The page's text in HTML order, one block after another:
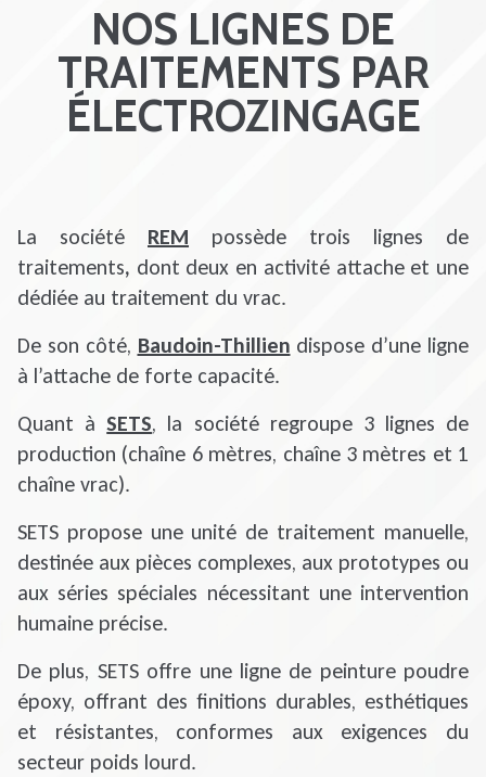
NOS LIGNES DE
TRAITEMENTS PAR
ÉLECTROZINGAGE
La société REM possède trois lignes de
traitements, dont deux en activité attache et une
dédiée au traitement du vrac.
De son côté, Baudoin-Thillien dispose d’une ligne
à l’attache de forte capacité.
Quant àSETS, la société regroupe 3 lignes de
production (chaîne 6 mètres, chaîne 3 mètres et 1
chaîne vrac).
SETS propose une unité de traitement manuelle,
destinée aux pièces complexes, aux prototypes ou
aux séries spéciales nécessitant une intervention
humaine précise.
De plus, SETS offre une ligne de peinture poudre
époxy, offrant des finitions durables, esthétiques
et résistantes, conformes aux exigences du
secteur poids lourd.